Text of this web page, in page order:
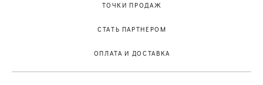
ТОЧКИ ПРОДАЖ
СТАТЬ ПАРТНЕРОМ
ОПЛАТА И ДОСТАВКА